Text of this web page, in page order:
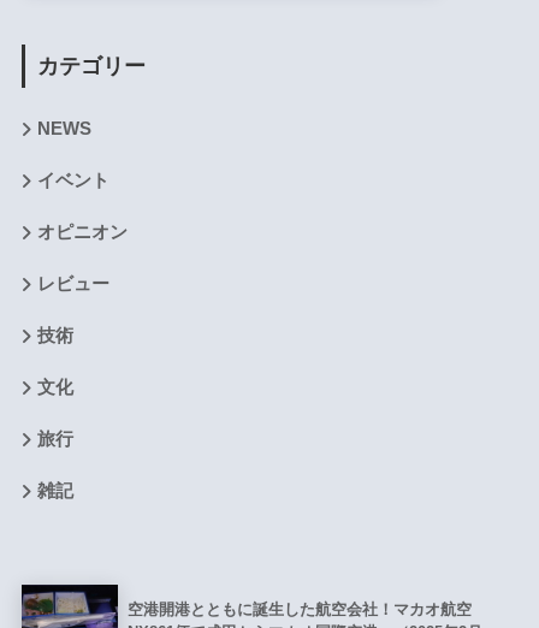
カテゴリー
NEWS
イベント
オピニオン
レビュー
技術
文化
旅行
雑記
空港開港とともに誕生した航空会社！マカオ航空